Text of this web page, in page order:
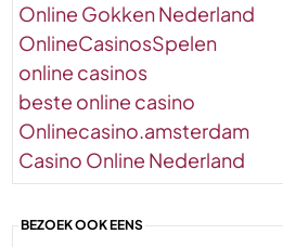
Online Gokken Nederland
OnlineCasinosSpelen
online casinos
beste online casino
Onlinecasino.amsterdam
Casino Online Nederland
BEZOEK OOK EENS